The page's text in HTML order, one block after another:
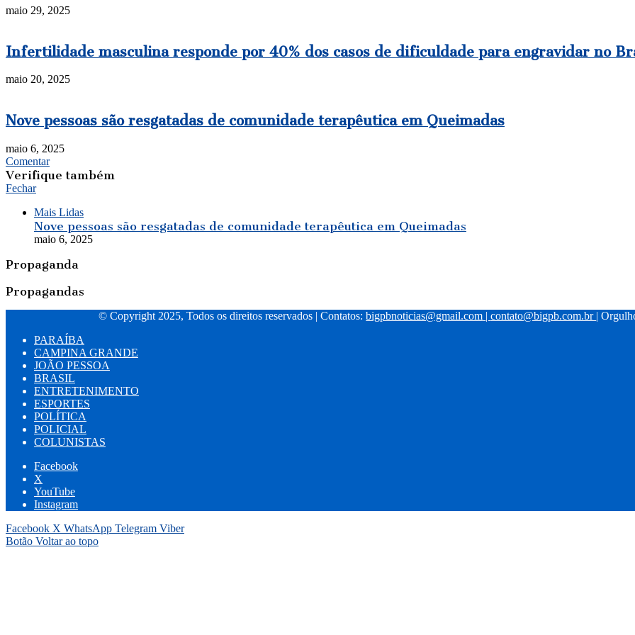
maio 29, 2025
Infertilidade masculina responde por 40% dos casos de dificuldade para engravidar no
maio 20, 2025
Nove pessoas são resgatadas de comunidade terapêutica em Queimadas
maio 6, 2025
Comentar
Verifique também
Fechar
Mais Lidas
Nove pessoas são resgatadas de comunidade terapêutica em Queimadas
maio 6, 2025
Propaganda
Propagandas
© Copyright 2025, Todos os direitos reservados | Contatos:bigpbnoticias@gmail.com |contato@bigpb.com.br |
PARAÍBA
CAMPINA GRANDE
JOÃO PESSOA
BRASIL
ENTRETENIMENTO
ESPORTES
POLÍTICA
POLICIAL
COLUNISTAS
Facebook
X
YouTube
Instagram
Facebook X WhatsApp Telegram Viber
Botão Voltar ao topo